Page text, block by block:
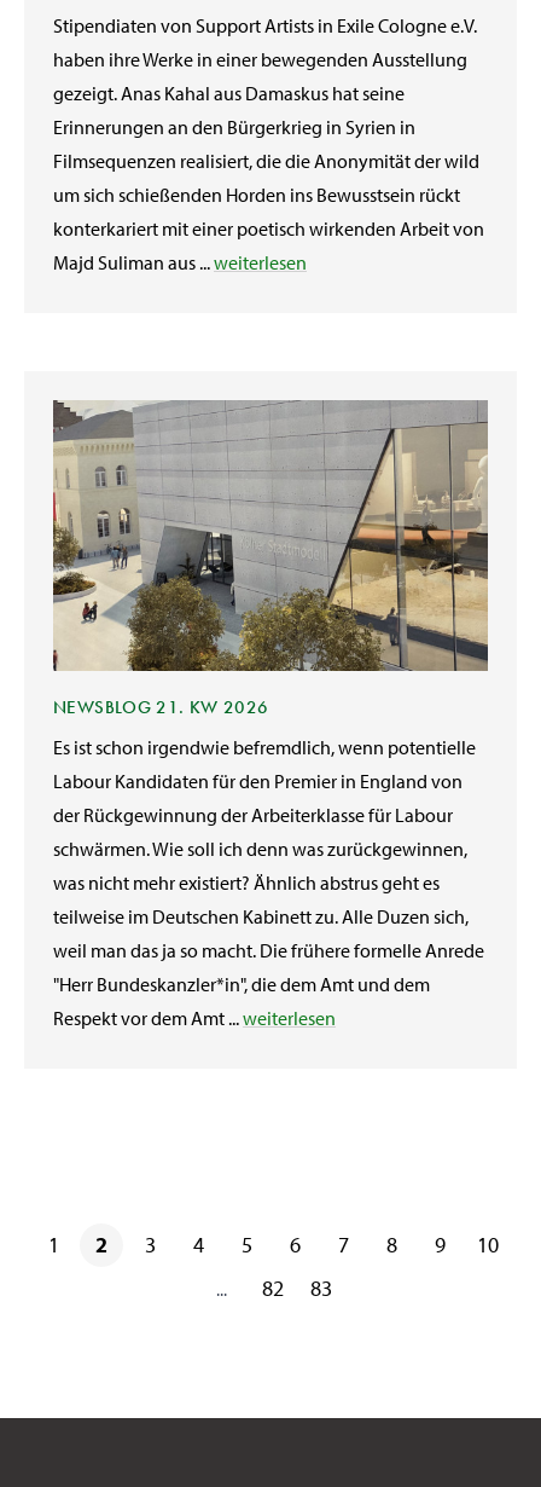
Stipendiaten von Support Artists in Exile Cologne e.V.
haben ihre Werke in einer bewegenden Ausstellung
gezeigt. Anas Kahal aus Damaskus hat seine
Erinnerungen an den Bürgerkrieg in Syrien in
Filmsequenzen realisiert, die die Anonymität der wild
um sich schießenden Horden ins Bewusstsein rückt
konterkariert mit einer poetisch wirkenden Arbeit von
Majd Suliman aus ...weiterlesen
NEWSBLOG 21. KW 2026
Es ist schon irgendwie befremdlich, wenn potentielle
Labour Kandidaten für den Premier in England von
der Rückgewinnung der Arbeiterklasse für Labour
schwärmen. Wie soll ich denn was zurückgewinnen,
was nicht mehr existiert? Ähnlich abstrus geht es
teilweise im Deutschen Kabinett zu. Alle Duzen sich,
weil man das ja so macht. Die frühere formelle Anrede
"Herr Bundeskanzler*in", die dem Amt und dem
Respekt vor dem Amt ...weiterlesen
1 2 3 4 5 6 7 8 9 10
... 82 83